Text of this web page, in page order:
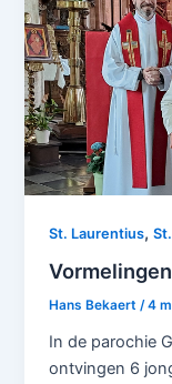
St. Laurentius,
Hans Bekaert/4
In de parochie
ontvingen 6